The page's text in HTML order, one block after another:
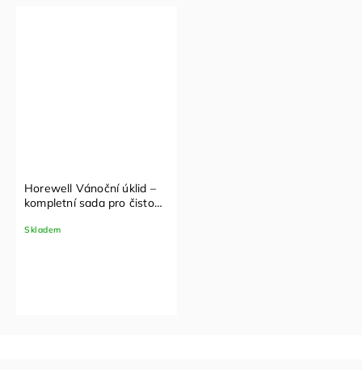
Horewell Vánoční úklid –
kompletní sada pro čistou
Skladem